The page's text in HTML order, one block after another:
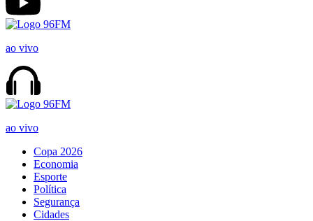
ao vivo
ao vivo
Copa 2026
Economia
Esporte
Política
Segurança
Cidades